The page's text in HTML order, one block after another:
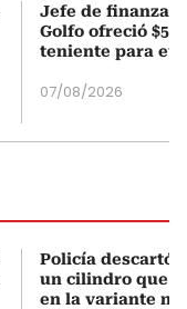
Jefe de finanzas
Golfo ofreció
teniente para
07/08/2026
Policía descartó
un cilindro que
en la variante